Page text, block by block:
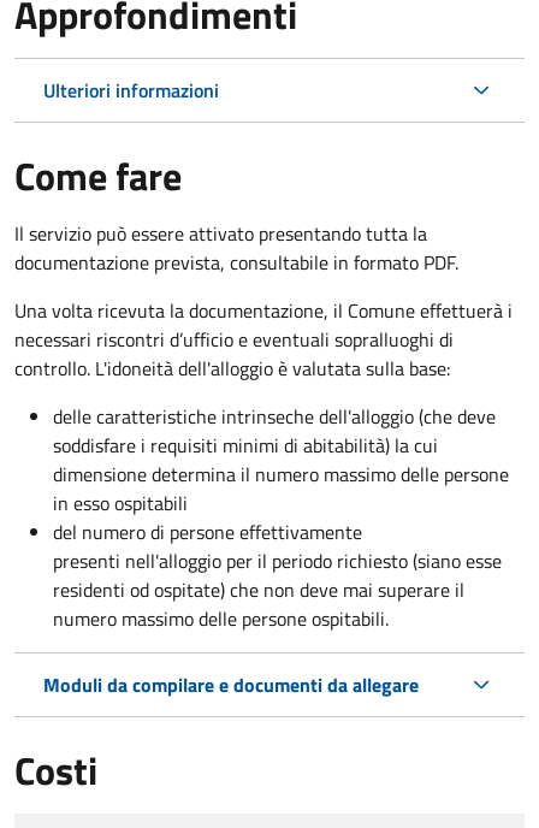
Approfondimenti
Ulteriori informazioni
Come fare
Il servizio può essere attivato presentando tutta la
documentazione prevista, consultabile in formato PDF.
Una volta ricevuta la documentazione, il Comune effettuerà i
necessari riscontri d’ufficio e eventuali sopralluoghi di
controllo. L'idoneità dell'alloggio è valutata sulla base:
delle caratteristiche intrinseche dell'alloggio (che deve
soddisfare i requisiti minimi di abitabilità) la cui
dimensione determina il numero massimo delle persone
in esso ospitabili
del numero di persone effettivamente
presenti nell'alloggio per il periodo richiesto (siano esse
residenti od ospitate) che non deve mai superare il
numero massimo delle persone ospitabili.
Moduli da compilare e documenti da allegare
Costi